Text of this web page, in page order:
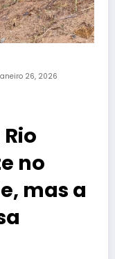
26, 2026
no
mas a